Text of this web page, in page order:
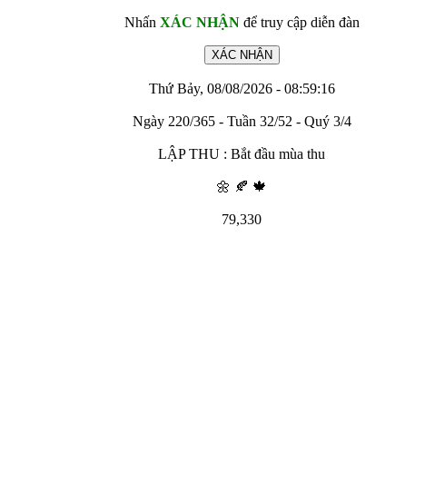
Nhấn XÁC NHẬNđể truy cập diễn đàn
Thứ Bảy, 08/08/2026 - 08:59:16
Ngày 220/365 - Tuần 32/52 - Quý 3/4
LẬP THU : Bắt đầu mùa thu
🌼 🍂 🍁
79,330